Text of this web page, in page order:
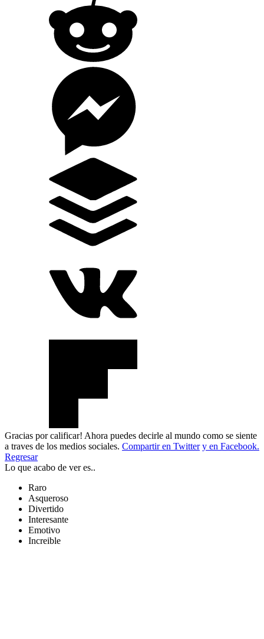
Gracias por calificar! Ahora puedes decirle al mundo como se siente
a traves de los medios sociales. Compartir en Twitter y en Facebook.
Regresar
Lo que acabo de ver es..
Raro
Asqueroso
Divertido
Interesante
Emotivo
Increible